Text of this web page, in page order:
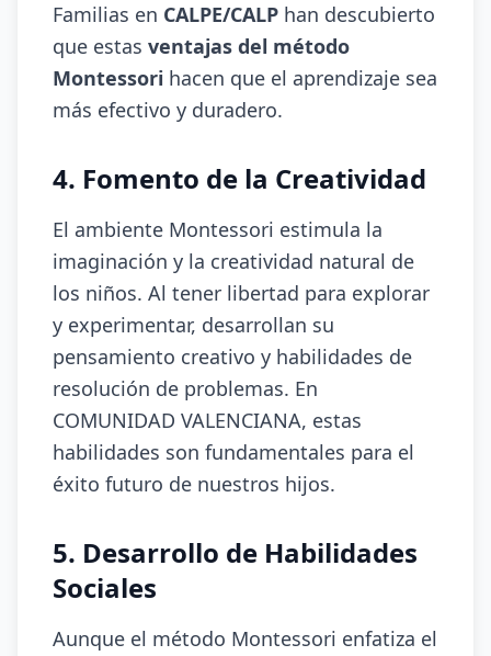
Familias en CALPE/CALP han descubierto
que estas ventajas del método
Montessori hacen que el aprendizaje sea
más efectivo y duradero.
4. Fomento de la Creatividad
El ambiente Montessori estimula la
imaginación y la creatividad natural de
los niños. Al tener libertad para explorar
y experimentar, desarrollan su
pensamiento creativo y habilidades de
resolución de problemas. En
COMUNIDAD VALENCIANA, estas
habilidades son fundamentales para el
éxito futuro de nuestros hijos.
5. Desarrollo de Habilidades
Sociales
Aunque el método Montessori enfatiza el